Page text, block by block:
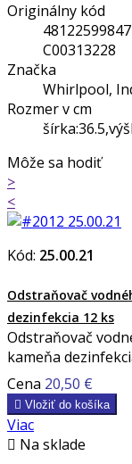
Originálny kód
C00313228
Značka
Whirlpool,
Rozmer v cm
Môže sa hodiť
>
<
Kód: 25.00.21
Odstraňovač
dezinfekcia 12 ks
Odstraňovač
kameňa
Cena 20,50 €
 Vložiť do košíka
Viac
 Na sklade